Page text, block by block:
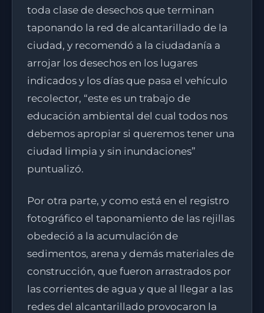
toda clase de desechos que terminan
taponando la red de alcantarillado de la
ciudad, y recomendó a la ciudadanía a
arrojar los desechos en los lugares
indicados y los días que pasa el vehículo
recolector, “este es un trabajo de
educación ambiental del cual todos nos
debemos apropiar si queremos tener una
ciudad limpia y sin inundaciones”
puntualizó.
Por otra parte, y como está en el registro
fotográfico el taponamiento de las rejillas
obedeció a la acumulación de
sedimentos, arena y demás materiales de
construcción, que fueron arrastrados por
las corrientes de agua y que al llegar a las
redes del alcantarillado provocaron la